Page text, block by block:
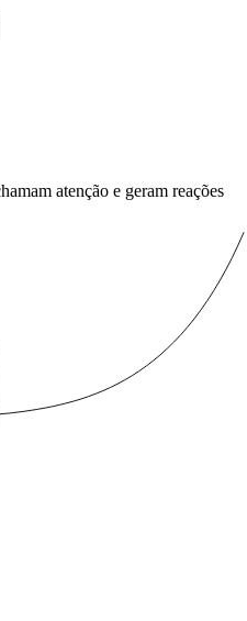
atenção e geram reações